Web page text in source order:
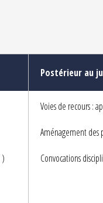
)
Postérieur au
Voies de recours :
Aménagement des
Convocations